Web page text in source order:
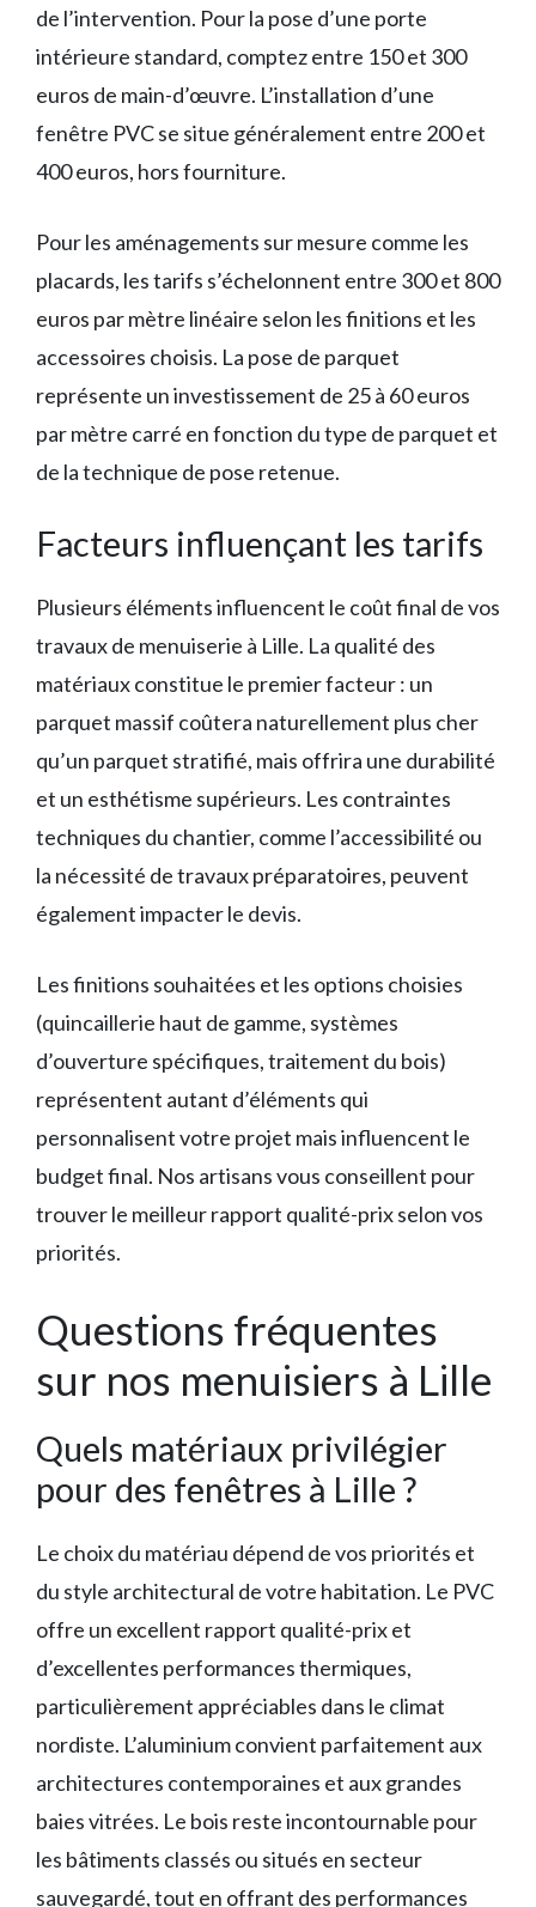
de l’intervention. Pour la pose d’une porte
intérieure standard, comptez entre 150 et 300
euros de main-d’œuvre. L’installation d’une
fenêtre PVC se situe généralement entre 200 et
400 euros, hors fourniture.
Pour les aménagements sur mesure comme les
placards, les tarifs s’échelonnent entre 300 et 800
euros par mètre linéaire selon les finitions et les
accessoires choisis. La pose de parquet
représente un investissement de 25 à 60 euros
par mètre carré en fonction du type de parquet et
de la technique de pose retenue.
Facteurs influençant les tarifs
Plusieurs éléments influencent le coût final de vos
travaux de menuiserie à Lille. La qualité des
matériaux constitue le premier facteur : un
parquet massif coûtera naturellement plus cher
qu’un parquet stratifié, mais offrira une durabilité
et un esthétisme supérieurs. Les contraintes
techniques du chantier, comme l’accessibilité ou
la nécessité de travaux préparatoires, peuvent
également impacter le devis.
Les finitions souhaitées et les options choisies
(quincaillerie haut de gamme, systèmes
d’ouverture spécifiques, traitement du bois)
représentent autant d’éléments qui
personnalisent votre projet mais influencent le
budget final. Nos artisans vous conseillent pour
trouver le meilleur rapport qualité-prix selon vos
priorités.
Questions fréquentes
sur nos menuisiers à Lille
Quels matériaux privilégier
pour des fenêtres à Lille ?
Le choix du matériau dépend de vos priorités et
du style architectural de votre habitation. Le PVC
offre un excellent rapport qualité-prix et
d’excellentes performances thermiques,
particulièrement appréciables dans le climat
nordiste. L’aluminium convient parfaitement aux
architectures contemporaines et aux grandes
baies vitrées. Le bois reste incontournable pour
les bâtiments classés ou situés en secteur
sauvegardé, tout en offrant des performances